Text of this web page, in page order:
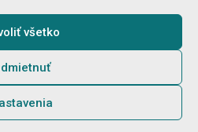
všetko
Cookies